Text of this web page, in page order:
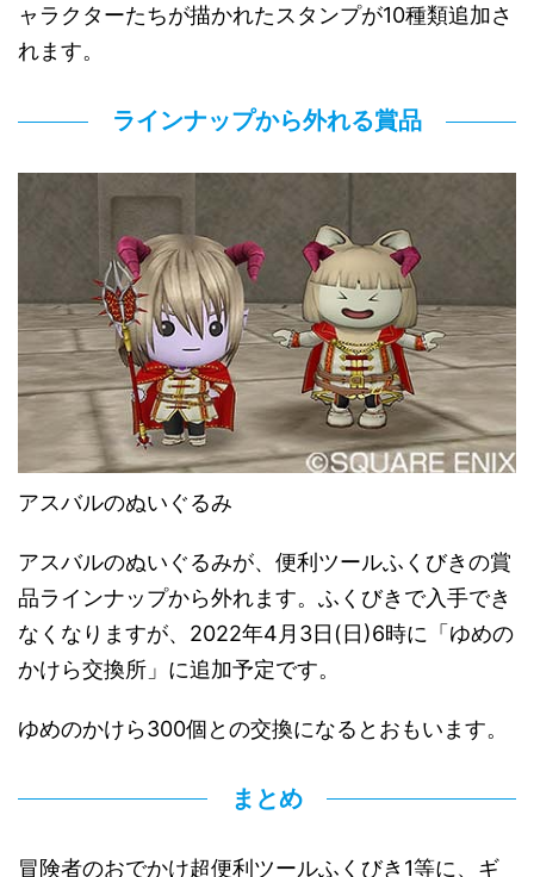
ャラクターたちが描かれたスタンプが10種類追加さ
れます。
ラインナップから外れる賞品
アスバルのぬいぐるみ
アスバルのぬいぐるみが、便利ツールふくびきの賞
品ラインナップから外れます。ふくびきで入手でき
なくなりますが、2022年4月3日(日)6時に「ゆめの
かけら交換所」に追加予定です。
ゆめのかけら300個との交換になるとおもいます。
まとめ
冒険者のおでかけ超便利ツールふくびき1等に、ギ